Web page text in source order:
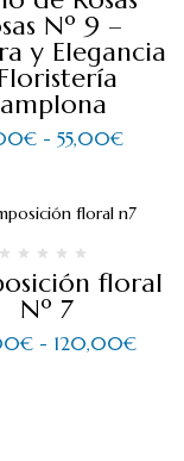
Nº 9 –
y Elegancia
€ - 55,00€
floral
Nº 7
€ - 120,00€